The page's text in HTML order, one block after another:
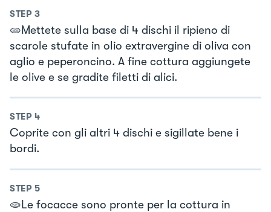
STEP 3
🫓Mettete sulla base di 4 dischi il ripieno di
scarole stufate in olio extravergine di oliva con
aglio e peperoncino. A fine cottura aggiungete
le olive e se gradite filetti di alici.
STEP 4
Coprite con gli altri 4 dischi e sigillate bene i
bordi.
STEP 5
🫓Le focacce sono pronte per la cottura in